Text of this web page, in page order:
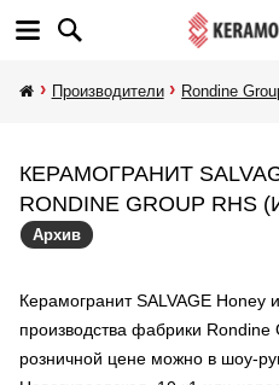
Производители Rondine
КЕРАМОГРАНИТ
RONDINE GROUP RHS
Архив
Керамогранит SALVAGE Honey
производства фабрики Rondine
розничной цене можно в шоу-